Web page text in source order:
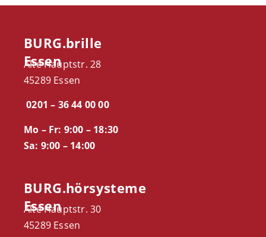
BURG.brille
Essen
Alte Hauptstr. 28
45289 Essen
0201 – 36 44 00 00
Mo – Fr: 9:00 – 18:30
Sa: 9:00 – 14:00
BURG.hörsysteme
Essen
Alte Hauptstr. 30
45289 Essen